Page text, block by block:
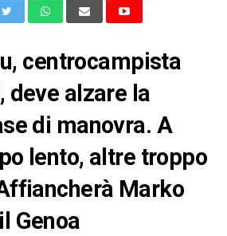
centrocampista
deve alzare la
di manovra. A
lento, altre troppo
Marko
Genoa